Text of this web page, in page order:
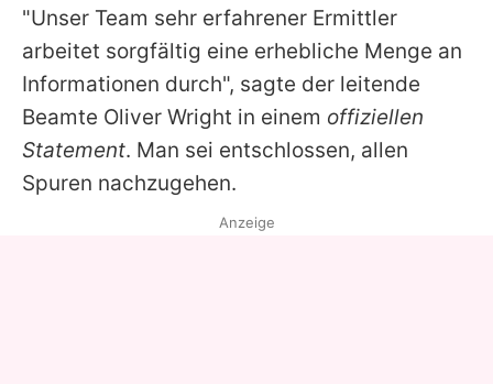
"Unser Team sehr erfahrener Ermittler
arbeitet sorgfältig eine erhebliche Menge an
Informationen durch", sagte der leitende
Beamte Oliver Wright in einem offiziellen
Statement. Man sei entschlossen, allen
Spuren nachzugehen.
Anzeige